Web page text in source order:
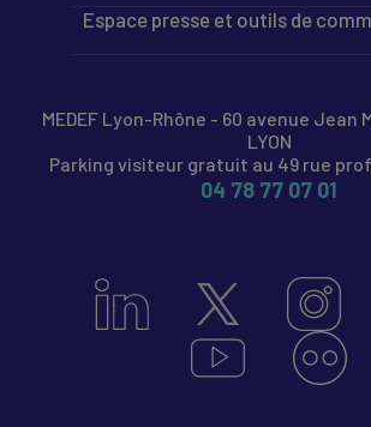
Espace presse et outils de
MEDEF Lyon-Rhône - 60 avenue Jean
LYON
Parking visiteur gratuit au 49 rue
04 78 77 07 01